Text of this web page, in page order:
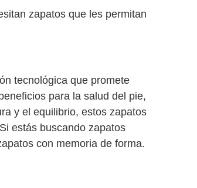
zapatos que les permitan
tecnológica que promete
para la salud del pie,
y el equilibrio, estos zapatos
estás buscando zapatos
con memoria de forma.